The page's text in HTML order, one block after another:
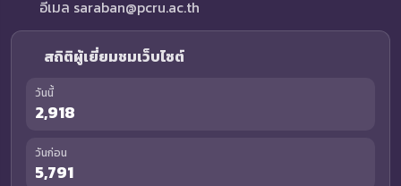
อีเมล saraban@pcru.ac.th
สถิติผู้เยี่ยมชมเว็บไซต์
วันนี้
2,918
วันก่อน
5,791